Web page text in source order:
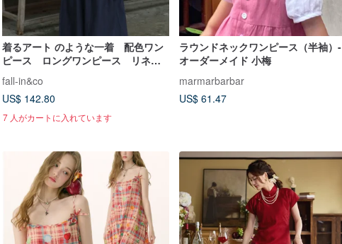
着るアート のような一着 配色ワン
ピース ロングワンピース リネン
fall-in&co
US$ 142.80
7 人がカートに入れています
ラウンドネックワンピース（半袖）-
オーダーメイド 小梅
marmarbarbar
US$ 61.47